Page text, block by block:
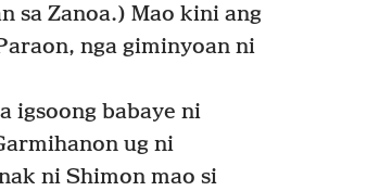
sa Zanoa.) Mao kini ang
nga giminyoan ni
igsoong babaye ni
ug ni
ni Shimon mao si